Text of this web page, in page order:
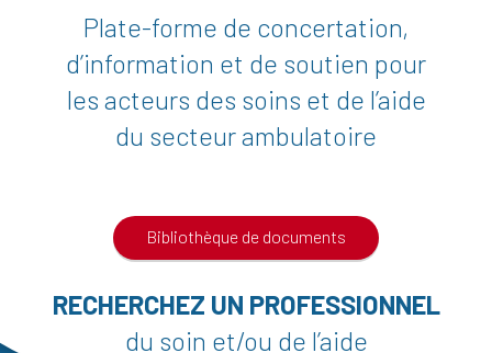
Plate-forme de concertation,
d’information et de soutien pour
les acteurs des soins et de l’aide
du secteur ambulatoire
Bibliothèque de documents
RECHERCHEZ UN PROFESSIONNEL
du soin et/ou de l’aide